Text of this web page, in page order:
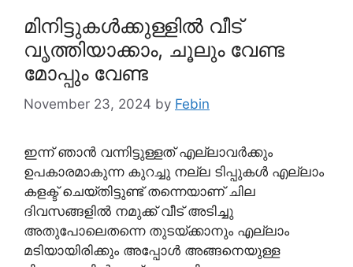
മിനിട്ടുകൾക്കുള്ളിൽ വീട്
വൃത്തിയാക്കാം, ചൂലും വേണ്ട
മോപ്പും വേണ്ട
November 23, 2024 by Febin
ഇന്ന് ഞാൻ വന്നിട്ടുള്ളത് എല്ലാവർക്കും
ഉപകാരമാകുന്ന കുറച്ചു നല്ല ടിപ്പുകൾ എല്ലാം
കളക്ട് ചെയ്തിട്ടുണ്ട് തന്നെയാണ് ചില
ദിവസങ്ങളിൽ നമുക്ക് വീട് അടിച്ചു
അതുപോലെതന്നെ തുടയ്ക്കാനും എല്ലാം
മടിയായിരിക്കും അപ്പോൾ അങ്ങനെയുള്ള